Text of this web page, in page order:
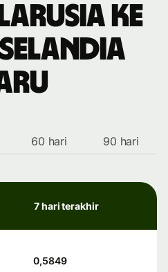
ke
60 hari 90 hari
7 hari terakhir
0,5849